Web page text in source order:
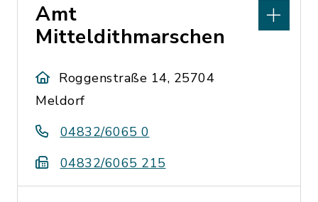
Amt
Mitteldithmarschen
Roggenstraße 14, 25704
Meldorf
04832/6065 0
04832/6065 215